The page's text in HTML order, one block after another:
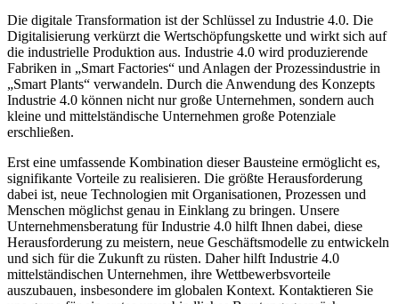
Die digitale Transformation ist der Schlüssel zu Industrie 4.0. Die
Digitalisierung verkürzt die Wertschöpfungskette und wirkt sich auf
die industrielle Produktion aus. Industrie 4.0 wird produzierende
Fabriken in „Smart Factories“ und Anlagen der Prozessindustrie in
„Smart Plants“ verwandeln. Durch die Anwendung des Konzepts
Industrie 4.0 können nicht nur große Unternehmen, sondern auch
kleine und mittelständische Unternehmen große Potenziale
erschließen.
Erst eine umfassende Kombination dieser Bausteine ermöglicht es,
signifikante Vorteile zu realisieren. Die größte Herausforderung
dabei ist, neue Technologien mit Organisationen, Prozessen und
Menschen möglichst genau in Einklang zu bringen. Unsere
Unternehmensberatung für Industrie 4.0 hilft Ihnen dabei, diese
Herausforderung zu meistern, neue Geschäftsmodelle zu entwickeln
und sich für die Zukunft zu rüsten. Daher hilft Industrie 4.0
mittelständischen Unternehmen, ihre Wettbewerbsvorteile
auszubauen, insbesondere im globalen Kontext. Kontaktieren Sie